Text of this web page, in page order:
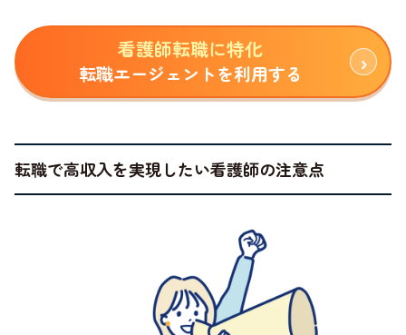
看護師転職に特化
転職エージェントを利用する
転職で高収入を実現したい看護師の注意点